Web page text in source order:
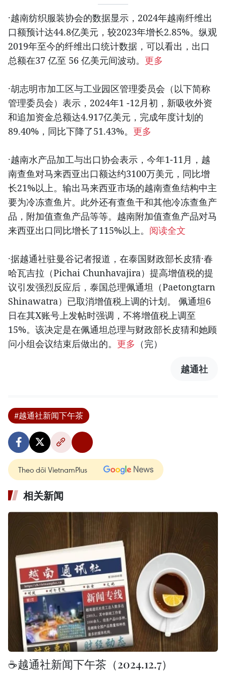
·越南纺织服装协会的数据显示，2024年越南纤维出
口额预计达44.8亿美元，较2023年增长2.85%。纵观
2019年至今的纤维出口统计数据，可以看出，出口
总额在37 亿至 56 亿美元间波动。 更多
·胡志明市加工区与工业园区管理委员会（以下简称
管理委员会）表示，2024年1 -12月初，新吸收外资
和追加资金总额达4.917亿美元，完成年度计划的
89.40%，同比下降了51.43%。 更多
·越南水产品加工与出口协会表示，今年1-11月，越
南查鱼对马来西亚出口额达约3100万美元，同比增
长21%以上。输出马来西亚市场的越南查鱼结构中主
要为冷冻查鱼片。此外还有查鱼干和其他冷冻查鱼产
品，附加值查鱼产品等等。越南附加值查鱼产品对马
来西亚出口同比增长了115%以上。 阅读全文
·据越通社驻曼谷记者报道，在泰国财政部长皮猜·春
哈瓦吉拉（Pichai Chunhavajira）提高增值税的提
议引发强烈反应后，泰国总理佩通坦（Paetongtarn
Shinawatra）已取消增值税上调的计划。 佩通坦6
日在其X账号上发帖时强调，不将增值税上调至
15%。该决定是在佩通坦总理与财政部长皮猜和她顾
问小组会议结束后做出的。 更多 （完）
越通社
#越通社新闻下午茶
Theo dõi VietnamPlus
相关新闻
☕️越通社新闻下午茶（2024.12.7）